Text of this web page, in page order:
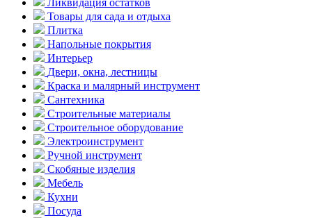
Ликвидация остатков
Товары для сада и отдыха
Плитка
Напольные покрытия
Интерьер
Двери, окна, лестницы
Краска и малярный инструмент
Сантехника
Строительные материалы
Строительное оборудование
Электроинструмент
Ручной инструмент
Скобяные изделия
Мебель
Кухни
Посуда